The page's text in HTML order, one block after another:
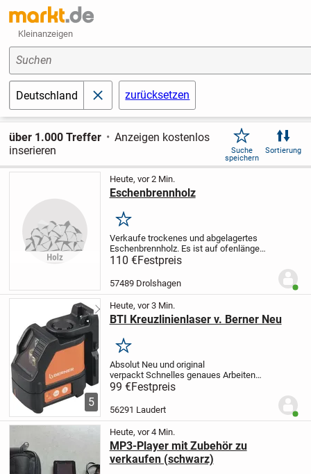
Kleinanzeigen
Suchen
Deutschland schließenzurücksetzen
über 1.000 Treffer
Anzeigen kostenlos
inserieren
Suche
speichern
Sortierung
Heute, vor 2 Min.
Eschenbrennholz
Merken
Verkaufe trockenes und abgelagertes
Eschenbrennholz. Es ist auf ofenlänge
(33cm) geschnitten und gespalten.
Zu erfragen: Tel 0175/9852185
110 €Festpreis
57489 Drolshagen
5
Heute, vor 3 Min.
BTI Kreuzlinienlaser v. Berner Neu
Merken
Absolut Neu und original
verpackt Schnelles genaues Arbeiten
beimFliesenlegen
Versandkosten betragen 6 Euro
oder Abholung
99 €Festpreis
56291 Laudert
Heute, vor 4 Min.
MP3-Player mit Zubehör zu
verkaufen (schwarz)